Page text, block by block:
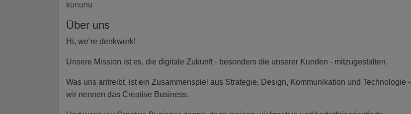
kununu
Über uns
Hi, we’re denkwerk!
Unsere Mission ist es, die digitale Zukunft - besonders die unserer Kunden - mitzugestalten.
Was uns antreibt, ist ein Zusammenspiel aus Strategie, Design, Kommunikation und Technologie -
wir nennen das Creative Business.